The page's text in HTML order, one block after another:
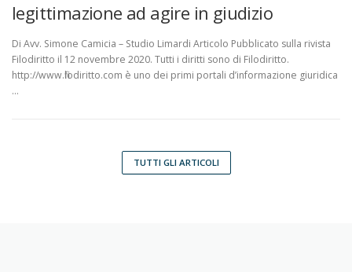
legittimazione ad agire in giudizio
Di Avv. Simone Camicia – Studio Limardi Articolo Pubblicato sulla rivista
Filodiritto il 12 novembre 2020. Tutti i diritti sono di Filodiritto.
http://www.filodiritto.com è uno dei primi portali d’informazione giuridica
…
TUTTI GLI ARTICOLI